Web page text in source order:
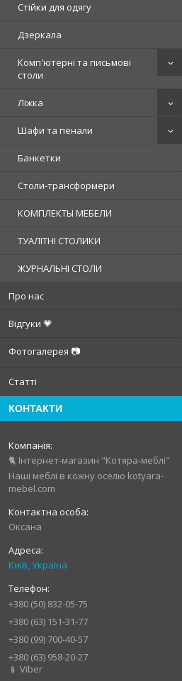
Стійки для одягу
Дзеркала
Комп'ютерні та письмові
столи
Ліжка
Шафи та пенали
Банкетки
Столи-трансформери
КОМПЛЕКТЫ МЕБЕЛИ
ТУАЛІТНІ СТОЛИКИ
ЖУРНАЛЬНІ СТОЛИ
Про нас
Відгуки 💗
Фотогалерея 📷
Статті
КОНТАКТИ
🐈 Інтернет-магазин "Котяра-меблі"
Наші меблі в кожну оселю kotyara-
mebel.com
Оксана
Київ, Україна
+380 (50) 832-05-75
+380 (63) 151-31-77
+380 (99) 700-40-57
+380 (63) 958-20-27
📱 Viber